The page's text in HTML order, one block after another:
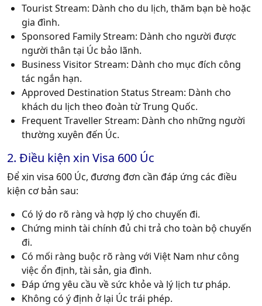
Tourist Stream: Dành cho du lịch, thăm bạn bè hoặc
gia đình.
Sponsored Family Stream: Dành cho người được
người thân tại Úc bảo lãnh.
Business Visitor Stream: Dành cho mục đích công
tác ngắn hạn.
Approved Destination Status Stream: Dành cho
khách du lịch theo đoàn từ Trung Quốc.
Frequent Traveller Stream: Dành cho những người
thường xuyên đến Úc.
2. Điều kiện xin Visa 600 Úc
Để xin visa 600 Úc, đương đơn cần đáp ứng các điều
kiện cơ bản sau:
Có lý do rõ ràng và hợp lý cho chuyến đi.
Chứng minh tài chính đủ chi trả cho toàn bộ chuyến
đi.
Có mối ràng buộc rõ ràng với Việt Nam như công
việc ổn định, tài sản, gia đình.
Đáp ứng yêu cầu về sức khỏe và lý lịch tư pháp.
Không có ý định ở lại Úc trái phép.